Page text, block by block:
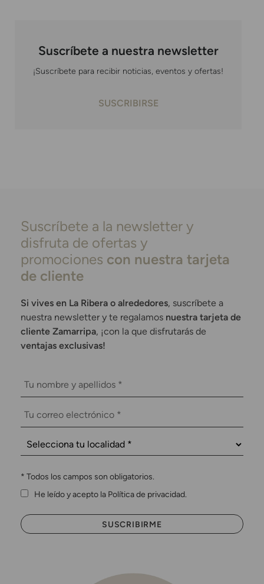
Suscríbete a nuestra newsletter
¡Suscríbete para recibir noticias, eventos y ofertas!
SUSCRIBIRSE
Suscríbete a la newsletter y
disfruta de ofertas y
promociones con nuestra tarjeta
de cliente
Si vives en La Ribera o alrededores, suscríbete a
nuestra newsletter y te regalamos nuestra tarjeta de
cliente Zamarripa, ¡con la que disfrutarás de
ventajas exclusivas!
* Todos los campos son obligatorios.
He leído y acepto la Política de privacidad.